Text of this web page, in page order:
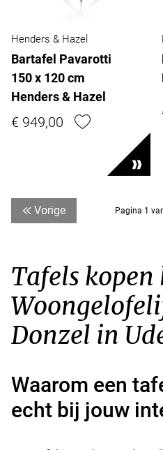
Henders & Hazel
Bartafel Pavarotti
150 x 120 cm
Henders & Hazel
€ 949,00
Vorige Pagina 1
Tafels kopen
Donzel in
Waarom een
echt bij jouw